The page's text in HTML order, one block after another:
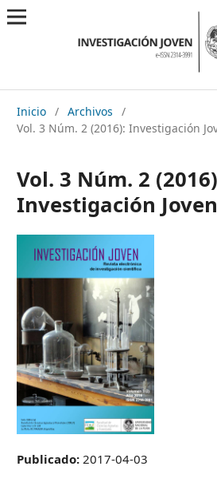
Inicio / Archivos
/
Vol. 3 Núm. 2 (2016): Investigación
Vol. 3 Núm. 2
Investigación Joven
Publicado:2017-04-03